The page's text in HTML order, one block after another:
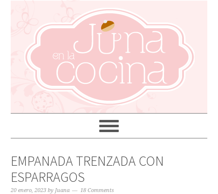
EMPANADA TRENZADA CON
ESPARRAGOS
20 enero, 2023 by Juana 18 Comments